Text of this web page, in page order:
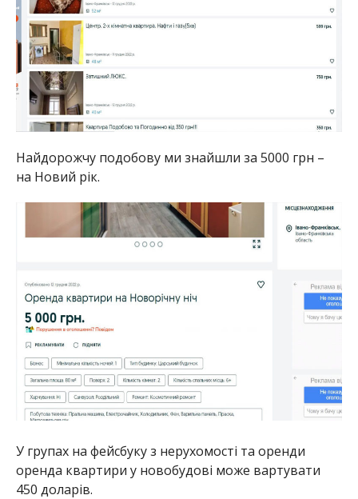
Найдорожчу подобову ми знайшли за 5000 грн –
на Новий рік.
У групах на фейсбуку з нерухомості та оренди
оренда квартири у новобудові може вартувати
450 доларів.